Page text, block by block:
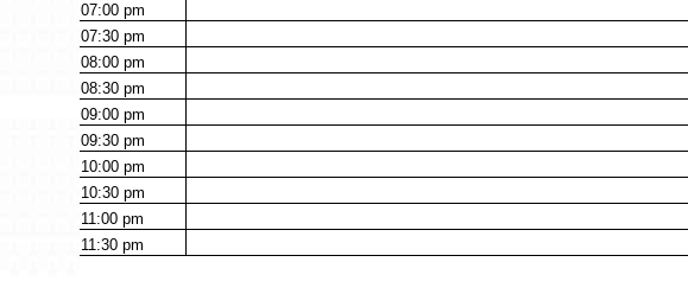
07:00pm
07:30pm
08:00pm
08:30pm
09:00pm
09:30pm
10:00pm
10:30pm
11:00pm
11:30pm